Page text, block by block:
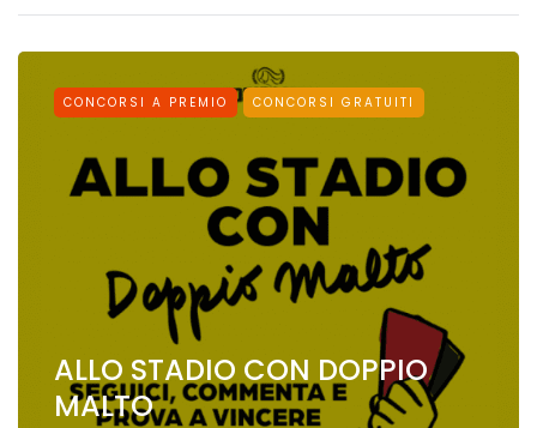
CONCORSI A PREMIO CONCORSI GRATUITI
ALLO STADIO CON DOPPIO
MALTO